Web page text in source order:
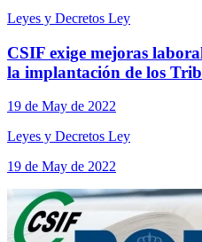
Leyes y Decretos Ley
CSIF exige mejoras
la implantación de los
19 de May de 2022
Leyes y Decretos Ley
19 de May de 2022